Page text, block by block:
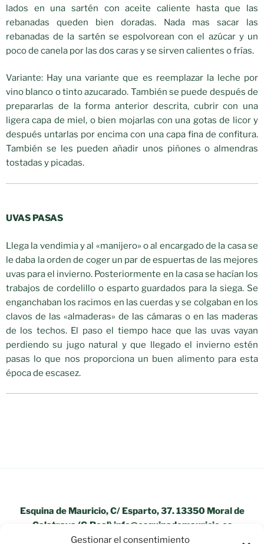
Gestionar el consentimiento
lados en una sartén con aceite caliente hasta que las
rebanadas queden bien doradas. Nada mas sacar las
rebanadas de la sartén se espolvorean con el azúcar y un
poco de canela por las dos caras y se sirven calientes o frías.
Variante: Hay una variante que es reemplazar la leche por
vino blanco o tinto azucarado. También se puede después de
prepararlas de la forma anterior descrita, cubrir con una
ligera capa de miel, o bien mojarlas con una gotas de licor y
después untarlas por encima con una capa fina de confitura.
También se les pueden añadir unos piñones o almendras
tostadas y picadas.
UVAS PASAS
Llega la vendimia y al «manijero» o al encargado de la casa se
le daba la orden de coger un par de espuertas de las mejores
uvas para el invierno. Posteriormente en la casa se hacían los
trabajos de cordelillo o esparto guardados para la siega. Se
enganchaban los racimos en las cuerdas y se colgaban en los
clavos de las «almaderas» de las cámaras o en las maderas
de los techos. El paso el tiempo hace que las uvas vayan
perdiendo su jugo natural y que llegado el invierno estén
pasas lo que nos proporciona un buen alimento para esta
época de escasez.
Esquina de Mauricio, C/ Esparto, 37. 13350 Moral de
Calatrava (C.Real) info@esquinademauricio.es